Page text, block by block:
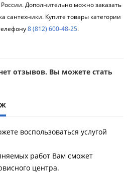
России. Дополнительно можно заказать
сантехники. Купите товары категории
8 (812) 600-48-25.
отзывов. Вы можете стать
воспользоваться услугой
работ Вам сможет
центра.